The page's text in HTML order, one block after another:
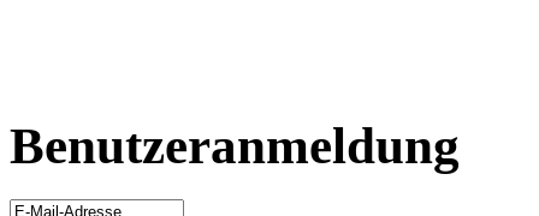
Benutzeranmeldung